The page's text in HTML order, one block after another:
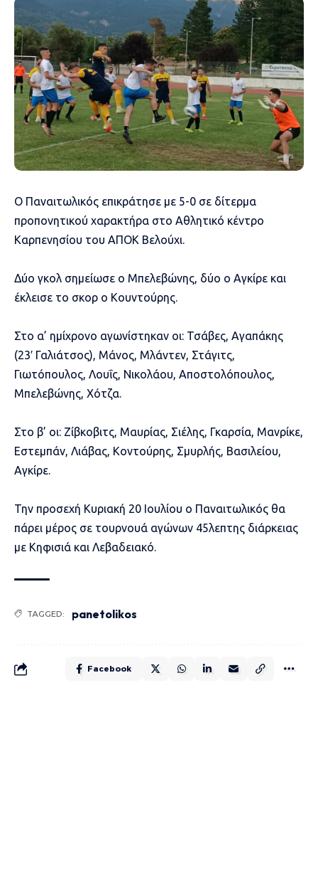
Ο Παναιτωλικός επικράτησε με 5-0 σε δίτερμα
προπονητικού χαρακτήρα στο Αθλητικό κέντρο
Καρπενησίου του ΑΠΟΚ Βελούχι.
Δύο γκολ σημείωσε ο Μπελεβώνης, δύο ο Αγκίρε και
έκλεισε το σκορ ο Κουντούρης.
Στο α’ ημίχρονο αγωνίστηκαν οι: Τσάβες, Αγαπάκης
(23′ Γαλιάτσος), Μάνος, Μλάντεν, Στάγιτς,
Γιωτόπουλος, Λουΐς, Νικολάου, Αποστολόπουλος,
Μπελεβώνης, Χότζα.
Στο β’ οι: Ζίβκοβιτς, Μαυρίας, Σιέλης, Γκαρσία, Μανρίκε,
Εστεμπάν, Λιάβας, Κοντούρης, Σμυρλής, Βασιλείου,
Αγκίρε.
Την προσεχή Κυριακή 20 Ιουλίου ο Παναιτωλικός θα
πάρει μέρος σε τουρνουά αγώνων 45λεπτης διάρκειας
με Κηφισιά και Λεβαδειακό.
TAGGED: panetolikos
Facebook